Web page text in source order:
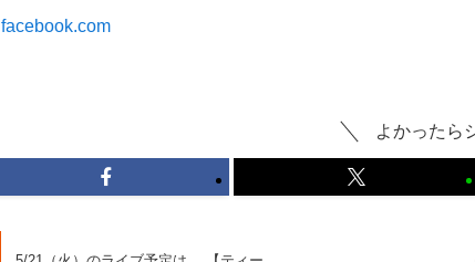
facebook.com
よかったら